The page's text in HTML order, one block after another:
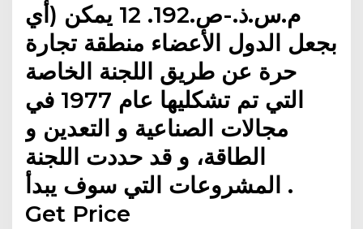
م.س.ذ.-ص.192. 12 يمكن (أي
بجعل الدول الأعضاء منطقة تجارة
حرة عن طريق اللجنة الخاصة
التي تم تشكليها عام 1977 في
مجالات الصناعية و التعدين و
الطاقة، و قد حددت اللجنة
المشروعات التي سوف يبدأ .
Get Price